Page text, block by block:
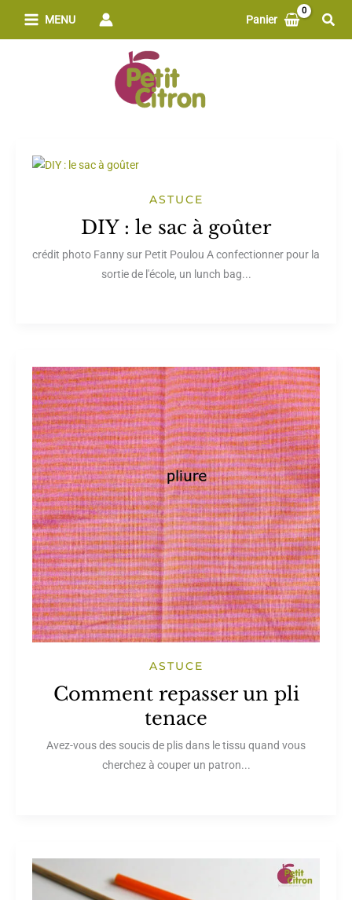
MENU Panier
ASTUCE
DIY : le sac à goûter
crédit photo Fanny sur Petit Poulou A confectionner pour la
sortie de l'école, un lunch bag...
ASTUCE
Comment repasser un pli
tenace
Avez-vous des soucis de plis dans le tissu quand vous
cherchez à couper un patron...